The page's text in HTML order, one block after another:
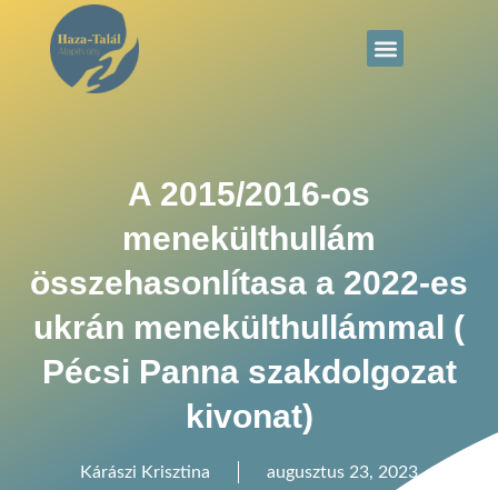
A 2015/2016-os
menekülthullám
összehasonlítasa a 2022-es
ukrán menekülthullámmal (
Pécsi Panna szakdolgozat
kivonat)
Kárászi Krisztina augusztus 23, 2023